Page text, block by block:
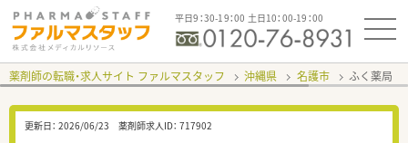
平日9：30-19：00 土日10：00-19：00
薬剤師の転職・求人サイト ファルマスタッフ 沖縄県 名護市 ふく薬局
更新日： 2026/06/23 薬剤師求人ID： 717902